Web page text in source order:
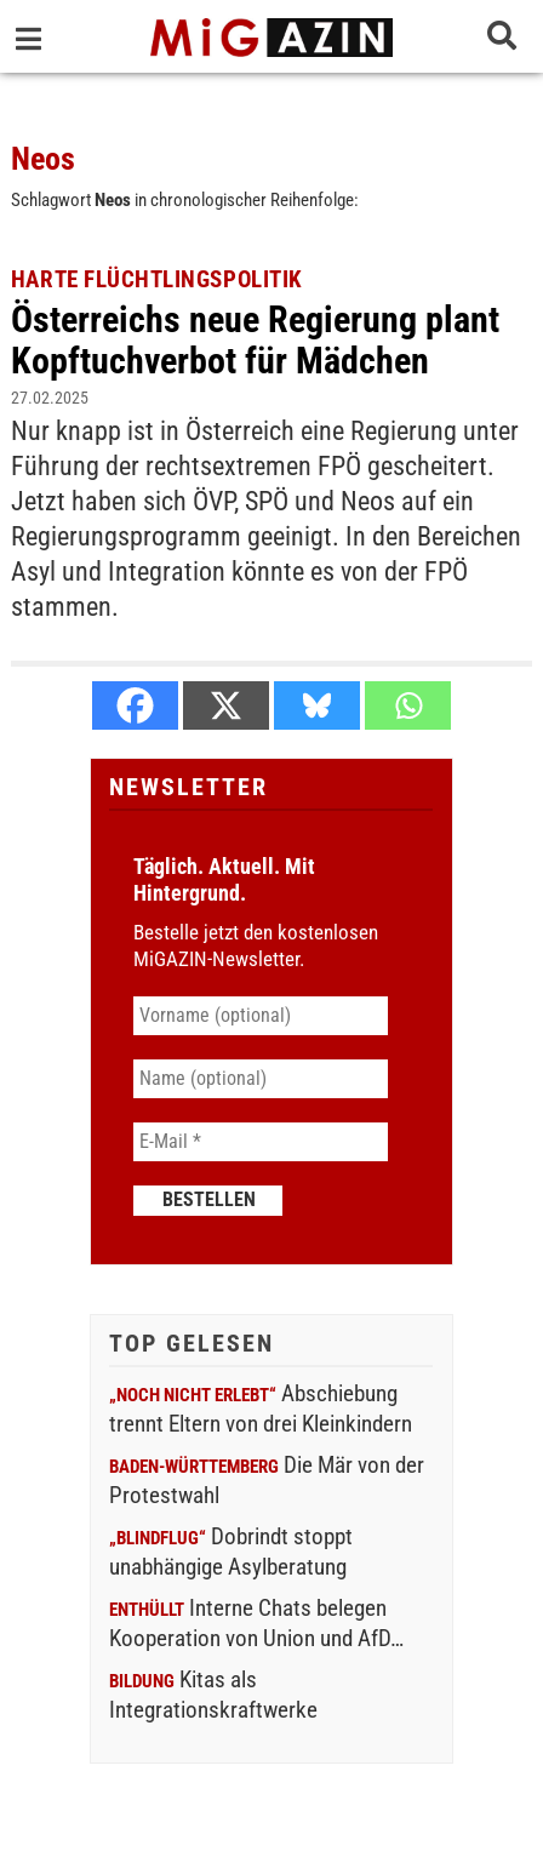
Neos
SchlagwortNeosin chronologischer Reihenfolge:
HARTE FLÜCHTLINGSPOLITIK
Österreichs neue Regierung plant
Kopftuchverbot für Mädchen
27.02.2025
Nur knapp ist in Österreich eine Regierung unter
Führung der rechtsextremen FPÖ gescheitert.
Jetzt haben sich ÖVP, SPÖ und Neos auf ein
Regierungsprogramm geeinigt. In den Bereichen
Asyl und Integration könnte es von der FPÖ
stammen.
NEWSLETTER
Täglich. Aktuell. Mit
Hintergrund.
Bestelle jetzt den kostenlosen
MiGAZIN-Newsletter.
TOP GELESEN
„NOCH NICHT ERLEBT“ Abschiebung
trennt Eltern von drei Kleinkindern
BADEN-WÜRTTEMBERG Die Mär von der
Protestwahl
„BLINDFLUG“ Dobrindt stoppt
unabhängige Asylberatung
ENTHÜLLT Interne Chats belegen
Kooperation von Union und AfD…
BILDUNG Kitas als
Integrationskraftwerke